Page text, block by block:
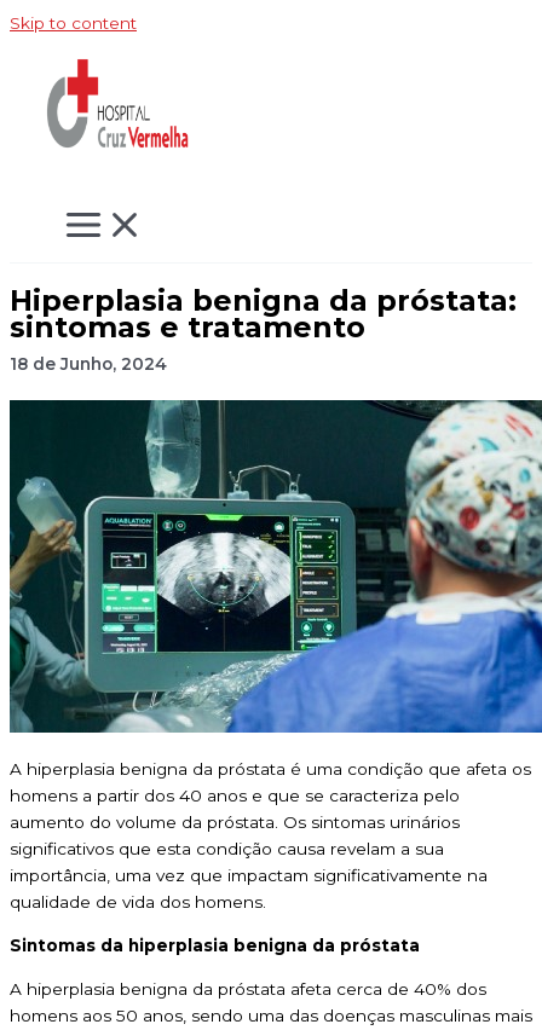
Skip to content
Hiperplasia benigna da próstata:
sintomas e tratamento
18 de Junho, 2024
A hiperplasia benigna da próstata é uma condição que afeta os
homens a partir dos 40 anos e que se caracteriza pelo
aumento do volume da próstata. Os sintomas urinários
significativos que esta condição causa revelam a sua
importância, uma vez que impactam significativamente na
qualidade de vida dos homens.
Sintomas da hiperplasia benigna da próstata
A hiperplasia benigna da próstata afeta cerca de 40% dos
homens aos 50 anos, sendo uma das doenças masculinas mais